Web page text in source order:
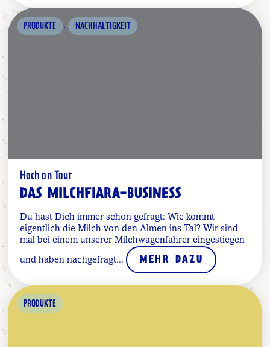
PRODUKTE , NACHHALTIGKEIT
Hoch on Tour
DAS MILCHFIARA-BUSINESS
Du hast Dich immer schon gefragt: Wie kommt
eigentlich die Milch von den Almen ins Tal? Wir sind
mal bei einem unserer Milchwagenfahrer eingestiegen
und haben nachgefragt... MEHR DAZU
PRODUKTE